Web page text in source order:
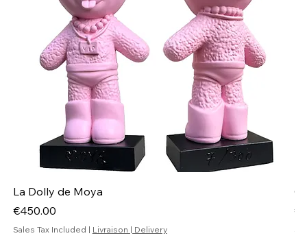
La Dolly de Moya
Price
€450.00
Sales Tax Included | Livraison | Delivery